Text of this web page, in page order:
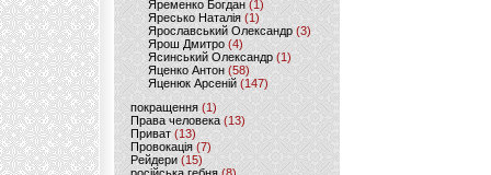
Яременко Богдан(1)
Яресько Наталія(1)
Ярославський Олександр (3)
Ярош Дмитро (4)
Ясинський Олександр (1)
Яценко Антон(58)
Яценюк Арсеній (147)
покращення (1)
Права человека(13)
Приват (13)
Провокація (7)
Рейдери (15)